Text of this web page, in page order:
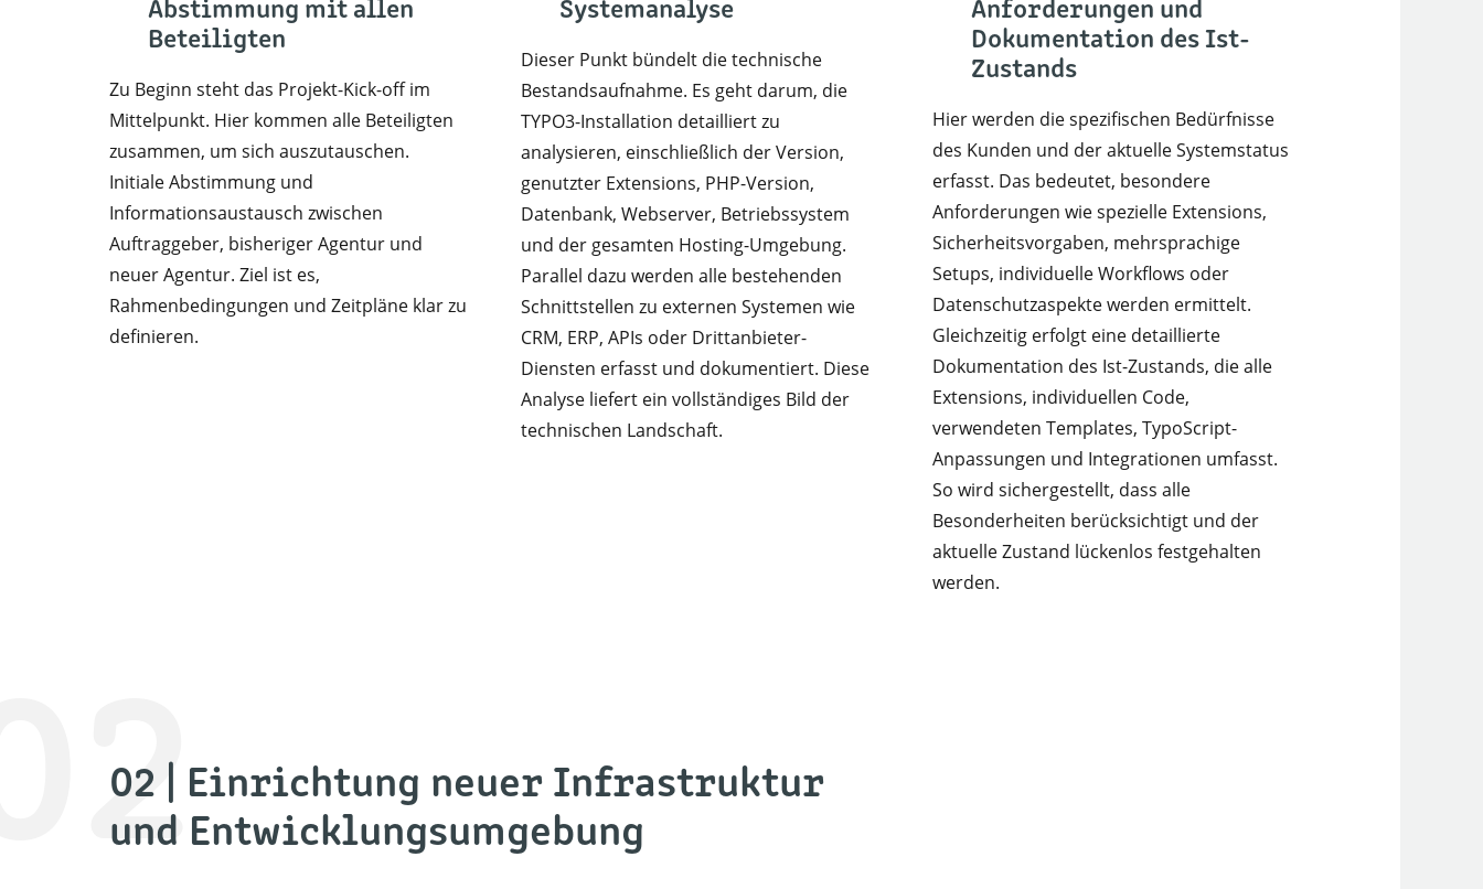
Abstimmung mit allen
Beteiligten
Zu Beginn steht das Projekt-Kick-off im
Mittelpunkt. Hier kommen alle Beteiligten
zusammen, um sich auszutauschen.
Initiale Abstimmung und
Informationsaustausch zwischen
Auftraggeber, bisheriger Agentur und
neuer Agentur. Ziel ist es,
Rahmenbedingungen und Zeitpläne klar zu
definieren.
Systemanalyse
Dieser Punkt bündelt die technische
Bestandsaufnahme. Es geht darum, die
TYPO3-Installation detailliert zu
analysieren, einschließlich der Version,
genutzter Extensions, PHP-Version,
Datenbank, Webserver, Betriebssystem
und der gesamten Hosting-Umgebung.
Parallel dazu werden alle bestehenden
Schnittstellen zu externen Systemen wie
CRM, ERP, APIs oder Drittanbieter-
Diensten erfasst und dokumentiert. Diese
Analyse liefert ein vollständiges Bild der
technischen Landschaft.
Anforderungen und
Dokumentation des Ist-
Zustands
Hier werden die spezifischen Bedürfnisse
des Kunden und der aktuelle Systemstatus
erfasst. Das bedeutet, besondere
Anforderungen wie spezielle Extensions,
Sicherheitsvorgaben, mehrsprachige
Setups, individuelle Workflows oder
Datenschutzaspekte werden ermittelt.
Gleichzeitig erfolgt eine detaillierte
Dokumentation des Ist-Zustands, die alle
Extensions, individuellen Code,
verwendeten Templates, TypoScript-
Anpassungen und Integrationen umfasst.
So wird sichergestellt, dass alle
Besonderheiten berücksichtigt und der
aktuelle Zustand lückenlos festgehalten
werden.
02 | Einrichtung neuer Infrastruktur
und Entwicklungsumgebung